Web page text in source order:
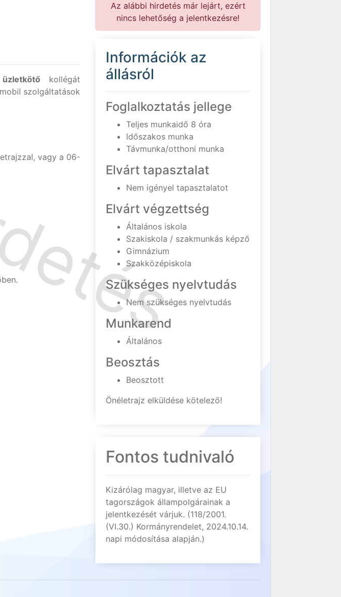
üzletkötő kollégát
szolgáltatások
vagy a 06-
Az alábbi hirdetés már lejárt, ezért
nincs lehetőség a jelentkezésre!
Információk az
állásról
Foglalkoztatás jellege
Teljes munkaidő 8 óra
Időszakos munka
Távmunka/otthoni munka
Elvárt tapasztalat
Nem igényel tapasztalatot
Elvárt végzettség
Általános iskola
Szakiskola / szakmunkás képző
Gimnázium
Szakközépiskola
Szükséges nyelvtudás
Nem szükséges nyelvtudás
Munkarend
Általános
Beosztás
Beosztott
Önéletrajz elküldése kötelező!
Fontos tudnivaló
Kizárólag magyar, illetve az EU
tagországok állampolgárainak a
jelentkezését várjuk. (118/2001.
(VI.30.) Kormányrendelet, 2024.10.14.
napi módosítása alapján.)